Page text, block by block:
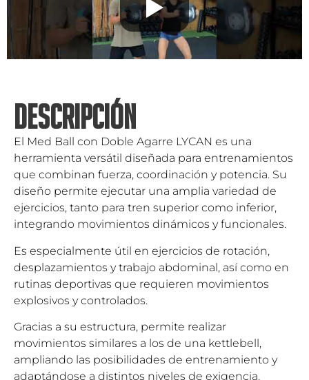
DESCRIPCIÓN
El Med Ball con Doble Agarre LYCAN es una
herramienta versátil diseñada para entrenamientos
que combinan fuerza, coordinación y potencia. Su
diseño permite ejecutar una amplia variedad de
ejercicios, tanto para tren superior como inferior,
integrando movimientos dinámicos y funcionales.
Es especialmente útil en ejercicios de rotación,
desplazamientos y trabajo abdominal, así como en
rutinas deportivas que requieren movimientos
explosivos y controlados.
Gracias a su estructura, permite realizar
movimientos similares a los de una kettlebell,
ampliando las posibilidades de entrenamiento y
adaptándose a distintos niveles de exigencia.